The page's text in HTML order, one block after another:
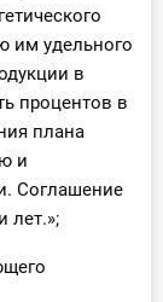
им удельного
в
процентов в
плана
и
Соглашение
лет.»;